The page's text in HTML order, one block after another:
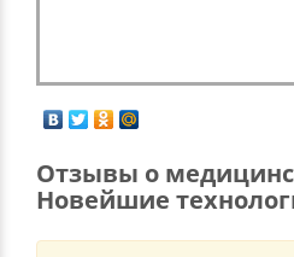
Отзывы о
Новейшие